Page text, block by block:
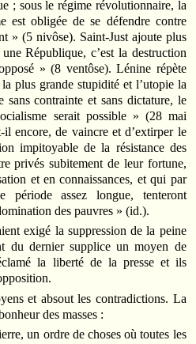
; sous le régime révolutionnaire, la
est obligée de se défendre contre
» (5 nivôse). Saint-Just ajoute plus
République, c’est la destruction
» (8 ventôse). Lénine répète
plus grande stupidité et l’utopie la
sans contrainte et sans dictature, le
serait possible » (28 mai
encore, de vaincre et d’extirper le
impitoyable de la résistance des
privés subitement de leur fortune,
et en connaissances, et qui par
période assez longue, tenteront
des pauvres » (id.).
exigé la suppression de la peine
du dernier supplice un moyen de
la liberté de la presse et ils
et absout les contradictions. La
des masses :
un ordre de choses où toutes les